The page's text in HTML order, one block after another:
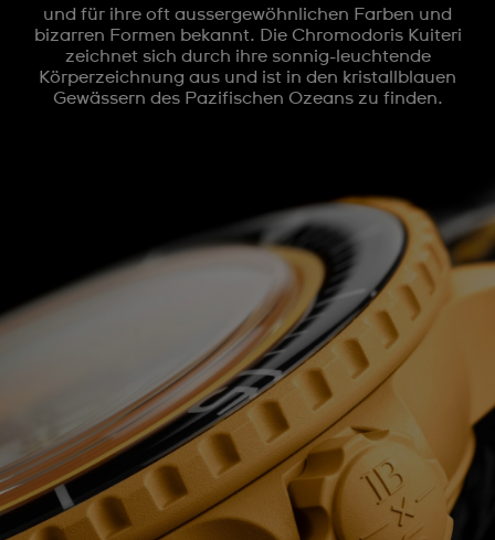
und für ihre oft aussergewöhnlichen Farben und
bizarren Formen bekannt. Die Chromodoris Kuiteri
zeichnet sich durch ihre sonnig-leuchtende
Körperzeichnung aus und ist in den kristallblauen
Gewässern des Pazifischen Ozeans zu finden.